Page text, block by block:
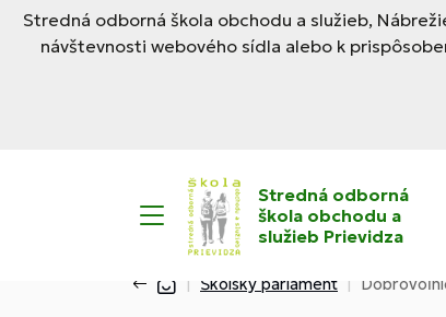
Stredná odborná škola obchodu a služieb,
návštevnosti webového sídla alebo k
Stredná odborná
škola obchodu a
služieb Prievidza
Školský parlament